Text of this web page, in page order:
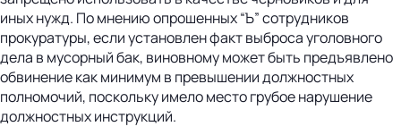
иных нужд. По мнению опрошенных “Ъ” сотрудников
прокуратуры, если установлен факт выброса уголовного
дела в мусорный бак, виновному может быть предъявлено
обвинение как минимум в превышении должностных
полномочий, поскольку имело место грубое нарушение
должностных инструкций.